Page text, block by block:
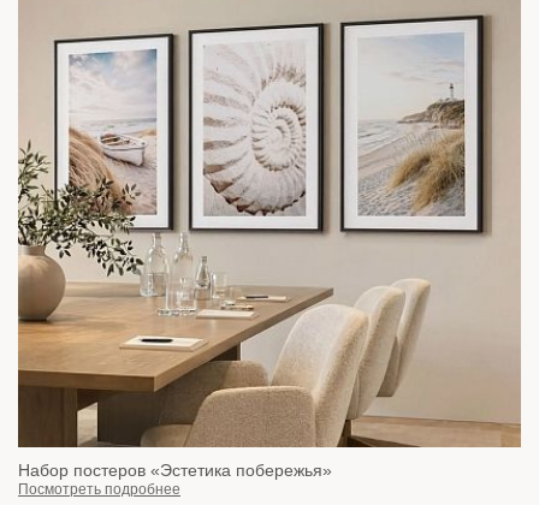
Набор постеров «Эстетика побережья»
Посмотреть подробнее